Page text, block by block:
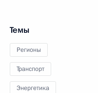
Темы
Регионы
Транспорт
Энергетика